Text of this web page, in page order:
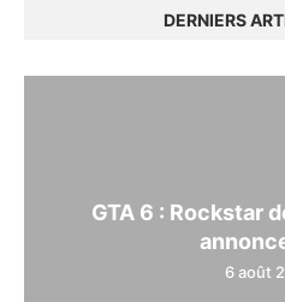
DERNIERS
GTA 6 : Rockstar
6 août